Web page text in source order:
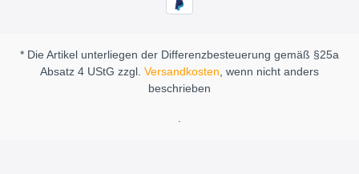
* Die Artikel unterliegen der Differenzbesteuerung gemäß §25a
Absatz 4 UStG zzgl. Versandkosten, wenn nicht anders
beschrieben
.